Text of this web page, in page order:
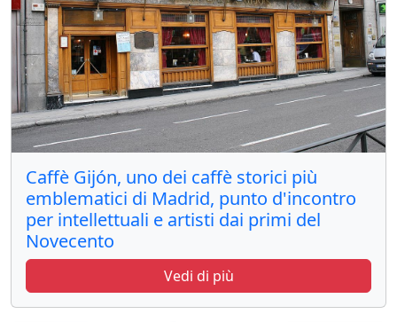
Caffè Gijón, uno dei caffè storici più
emblematici di Madrid, punto d'incontro
per intellettuali e artisti dai primi del
Novecento
Vedi di più